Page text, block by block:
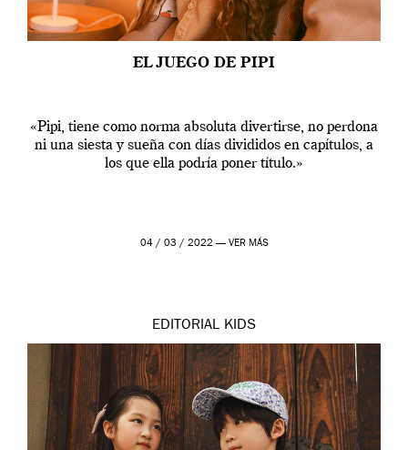
EL JUEGO DE PIPI
«Pipi, tiene como norma absoluta divertirse, no perdona
ni una siesta y sueña con días divididos en capítulos, a
los que ella podría poner título.»
04 / 03 / 2022 — VER MÁS
EDITORIAL KIDS